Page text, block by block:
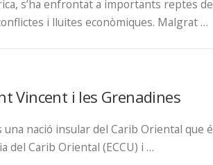
s’ha enfrontat a importants reptes
i lluites econòmiques. Malgrat …
Vincent i les Grenadines
una nació insular del Carib Oriental que
del Carib Oriental (ECCU) i …